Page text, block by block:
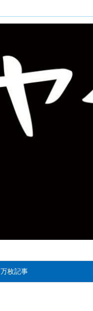
万枚記事